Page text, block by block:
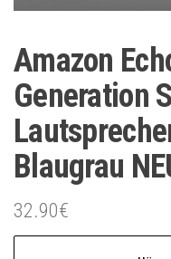
Amazon
Generation
Blaugrau
32.90€